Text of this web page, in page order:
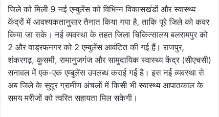
जिले को मिली 9 नई एम्बुलेंस को विभिन्न विकासखंडों और स्वास्थ्य
केंद्रों में आवश्यकतानुसार तैनात किया गया है, ताकि पूरे जिले को कवर
किया जा सके। नई व्यवस्था के तहत जिला चिकित्सालय बलरामपुर को
2 और वाड्रफनगर को 2 एम्बुलेंस आवंटित की गई हैं। राजपुर,
शंकरगढ़, कुसमी, रामानुजगंज और सामुदायिक स्वास्थ्य केंद्र (सीएचसी)
सनावल में एक-एक एम्बुलेंस उपलब्ध कराई गई है। इस नई व्यवस्था से
अब जिले के सुदूर ग्रामीण अंचलों में किसी भी स्वास्थ्य आपातकाल के
समय मरीजों को त्वरित सहायता मिल सकेगी।